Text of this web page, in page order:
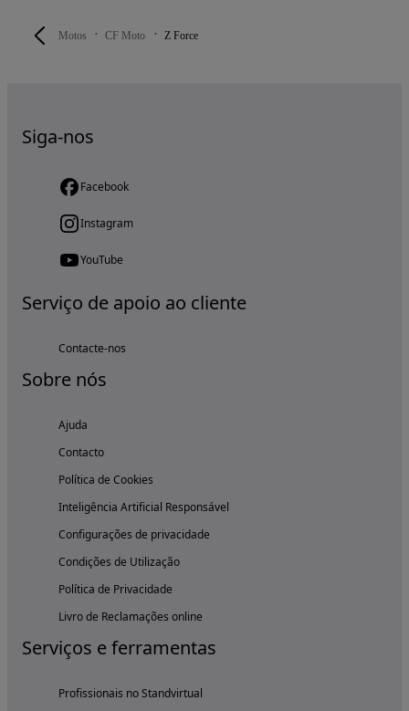
Motos CF Moto Z Force
Siga-nos
Facebook
Instagram
YouTube
Serviço de apoio ao cliente
Contacte-nos
Sobre nós
Ajuda
Contacto
Política de Cookies
Inteligência Artificial Responsável
Configurações de privacidade
Condições de Utilização
Política de Privacidade
Livro de Reclamações online
Serviços e ferramentas
Profissionais no Standvirtual